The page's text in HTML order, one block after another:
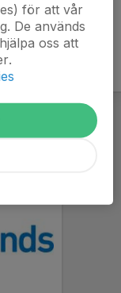
för att vår
De används
oss att